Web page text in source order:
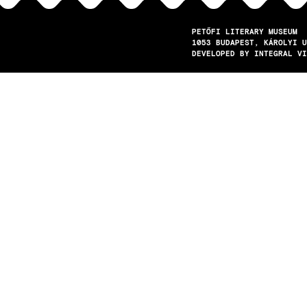
PETŐFI LITERARY MUSEUM
1053
BUDAPEST
KÁROLYI
DEVELOPED BY INTEGRAL